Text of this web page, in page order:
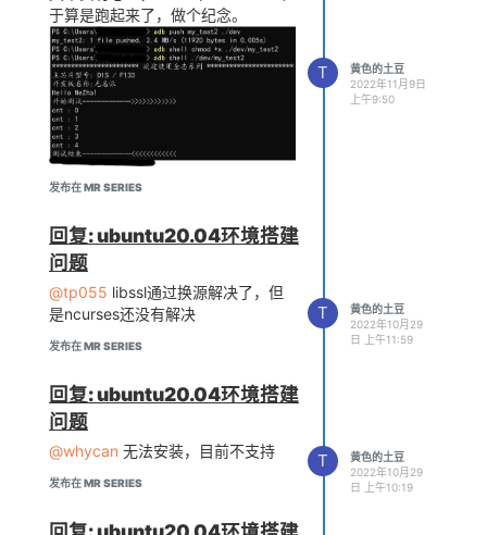
于算是跑起来了，做个纪念。
发布在 MR SERIES
T
黄色的土豆
2022年11月9日
上午9:50
回复: ubuntu20.04环境搭建
问题
@tp055 libssl通过换源解决了，但
是ncurses还没有解决
发布在 MR SERIES
T
黄色的土豆
2022年10月29
日 上午11:59
回复: ubuntu20.04环境搭建
问题
@whycan 无法安装，目前不支持
发布在 MR SERIES
T
黄色的土豆
2022年10月29
日 上午10:19